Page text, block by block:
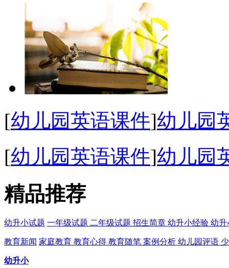
[幼儿园英语课件]幼儿园
[幼儿园英语课件]幼儿园
精品推荐
幼升小试题 一年级试题 二年级试题 招生简章 幼升小经验 幼升
教育新闻 家庭教育 教育心得 教育随笔 案例分析 幼儿园评语
幼升小